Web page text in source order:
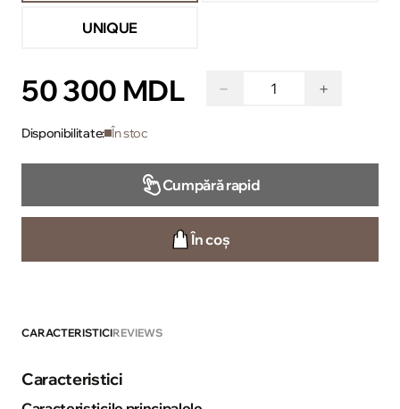
UNIQUE
50 300 MDL − +
Disponibilitate: În stoc
Cumpără rapid
În coș
CARACTERISTICIREVIEWS
Caracteristici